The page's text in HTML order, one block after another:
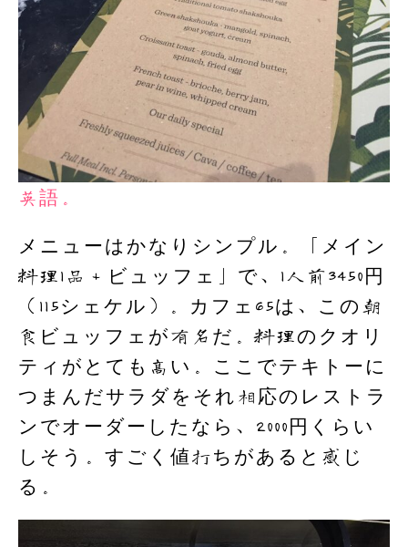
英語。
メニューはかなりシンプル。「メイン
料理1品＋ビュッフェ」で、1人前3450円
（115シェケル）。カフェ65は、この朝
食ビュッフェが有名だ。料理のクオリ
ティがとても高い。ここでテキトーに
つまんだサラダをそれ相応のレストラ
ンでオーダーしたなら、2000円くらい
しそう。すごく値打ちがあると感じ
る。